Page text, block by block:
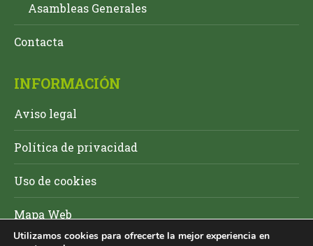
Asambleas Generales
Contacta
INFORMACIÓN
Aviso legal
Política de privacidad
Uso de cookies
Mapa Web
Utilizamos cookies para ofrecerte la mejor experiencia en